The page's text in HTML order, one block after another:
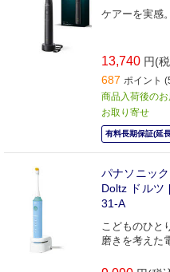
ケアーを実感
13,740 円(
687 ポイント
商品入荷後の
お取り寄せ
有料長期保証(延
パナソニッ
Doltz ドルツ
31-A
こどものひと
磨きを考えた